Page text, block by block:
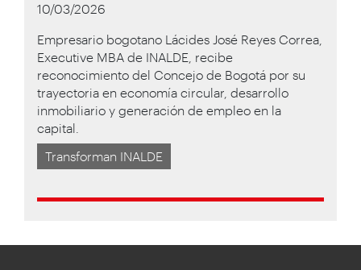
10/03/2026
Empresario bogotano Lácides José Reyes Correa,
Executive MBA de INALDE, recibe
reconocimiento del Concejo de Bogotá por su
trayectoria en economía circular, desarrollo
inmobiliario y generación de empleo en la
capital.
Transforman INALDE